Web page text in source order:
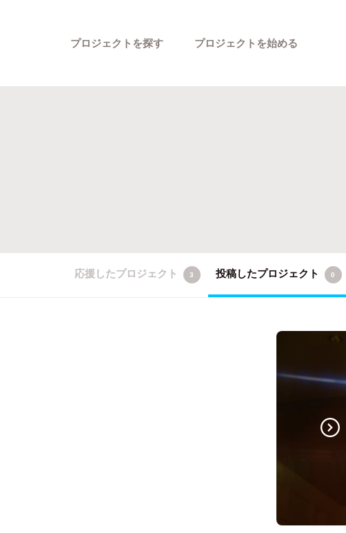
プロジェクトを探す プロジェクトを始める
応援したプロジェクト 3 投稿したプロジェクト 0